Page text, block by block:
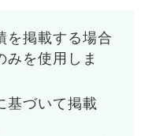
を掲載する場合
みを使用しま
基づいて掲載